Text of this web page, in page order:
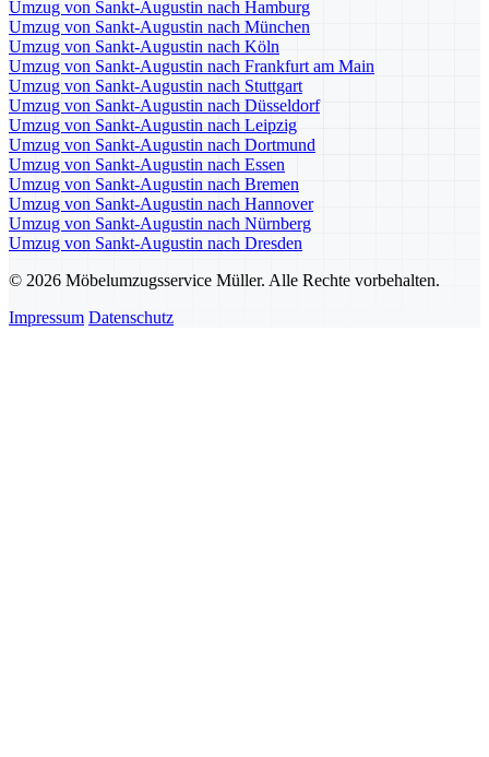
Umzug von Sankt-Augustin nach Hamburg
Umzug von Sankt-Augustin nach München
Umzug von Sankt-Augustin nach Köln
Umzug von Sankt-Augustin nach Frankfurt am Main
Umzug von Sankt-Augustin nach Stuttgart
Umzug von Sankt-Augustin nach Düsseldorf
Umzug von Sankt-Augustin nach Leipzig
Umzug von Sankt-Augustin nach Dortmund
Umzug von Sankt-Augustin nach Essen
Umzug von Sankt-Augustin nach Bremen
Umzug von Sankt-Augustin nach Hannover
Umzug von Sankt-Augustin nach Nürnberg
Umzug von Sankt-Augustin nach Dresden
© 2026 Möbelumzugsservice Müller. Alle Rechte vorbehalten.
Impressum Datenschutz